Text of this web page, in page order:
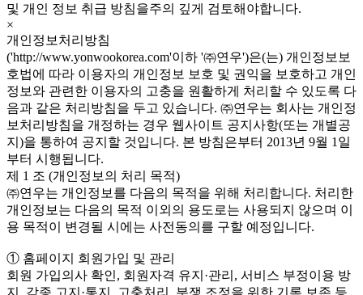
및 개인 정보 취급 방침을주의 깊게 검토해야합니다.
×
개인정보처리방침
('http://www.yonwookorea.com'이하 '㈜연우')은(는) 개인정보보
호법에 따라 이용자의 개인정보 보호 및 권익을 보호하고 개인
정보와 관련한 이용자의 고충을 원활하게 처리할 수 있도록 다
음과 같은 처리방침을 두고 있습니다. ㈜연우는 회사는 개인정
보처리방침을 개정하는 경우 웹사이트 공지사항(또는 개별공
지)을 통하여 공지할 것입니다. 본 방침은부터 2013년 9월 1일
부터 시행됩니다.
제 1 조 (개인정보의 처리 목적)
㈜연우는 개인정보를 다음의 목적을 위해 처리합니다. 처리한
개인정보는 다음의 목적 이외의 용도로는 사용되지 않으며 이
용 목적이 변경될 시에는 사전동의를 구할 예정입니다.
① 홈페이지 회원가입 및 관리
회원 가입의사 확인, 회원자격 유지·관리, 서비스 부정이용 방
지, 각종 고지·통지, 고충처리, 분쟁 조정을 위한 기록 보존 등